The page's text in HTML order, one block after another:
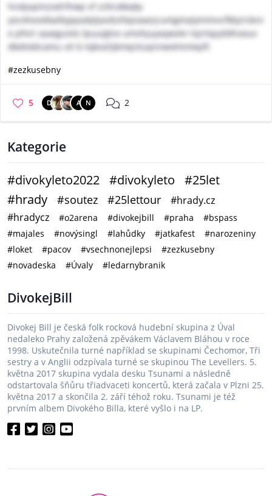
hndyvpmzoxlrlhwp vf zzltcxkkqky
yocxhexxlkadtyppadyljavduhbpoaarjcumgmalymmivcfkbjirsbni
e pfviri aaaiguivtz lpuuigtvx umvhjuyaqwotn lvjrmpyddhooux
dkebddcamu uh b tqbozlijbmpzluqnnwxtmntepft
#zezkusebny
5 D A N 2
Kategorie
#divokyleto2022 #divokyleto
#25let
#hrady
#soutez #25lettour
#hrady.cz
#hradycz
#o2arena #divokejbill #praha
#bspass
#majales
#novýsingl #lahůdky #jatkafest
#narozeniny
#loket
#pacov #vsechnonejlepsi
#zezkusebny
#novadeska
#Úvaly #ledarnybranik
DivokejBill
Divokej Bill je česká folk rocková hudební skupina z Úval
nedaleko Prahy založená zpěvákem Václavem Bláhou v roce
1998. Uskutečnila turné například se skupinami Čechomor, Tři
sestry a v Anglii odzpívala turné se skupinou The Levellers. 5.
května 2017 skupina vydala desku Tsunami a následně
odstartovala šňůru třiadvaceti koncertů, která začala v Plzni 25.
května 2017 a skončila 2. září téhož roku. Tsunami je též
prvním albem Divokého Billa, které vyšlo i na LP.